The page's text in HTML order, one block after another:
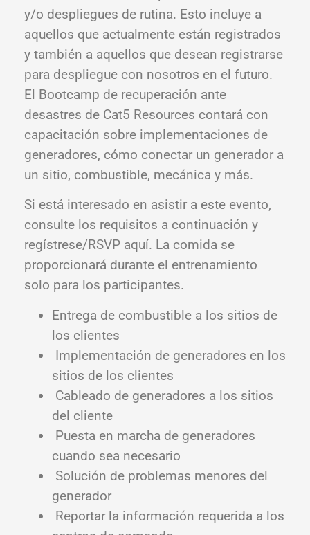
y/o despliegues de rutina. Esto incluye a
aquellos que actualmente están registrados
y también a aquellos que desean registrarse
para despliegue con nosotros en el futuro.
El Bootcamp de recuperación ante
desastres de Cat5 Resources contará con
capacitación sobre implementaciones de
generadores, cómo conectar un generador a
un sitio, combustible, mecánica y más.
Si está interesado en asistir a este evento,
consulte los requisitos a continuación y
regístrese/RSVP aquí. La comida se
proporcionará durante el entrenamiento
solo para los participantes.
Entrega de combustible a los sitios de
los clientes
Implementación de generadores en los
sitios de los clientes
Cableado de generadores a los sitios
del cliente
Puesta en marcha de generadores
cuando sea necesario
Solución de problemas menores del
generador
Reportar la información requerida a los